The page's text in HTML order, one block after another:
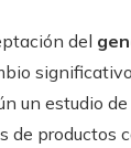
del
un estudio
de productos